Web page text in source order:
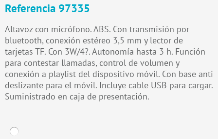
Referencia 97335
Altavoz con micrófono. ABS. Con transmisión por
bluetooth, conexión estéreo 3,5 mm y lector de
tarjetas TF. Con 3W/4?. Autonomía hasta 3 h. Función
para contestar llamadas, control de volumen y
conexión a playlist del dispositivo móvil. Con base anti
deslizante para el móvil. Incluye cable USB para cargar.
Suministrado en caja de presentación.